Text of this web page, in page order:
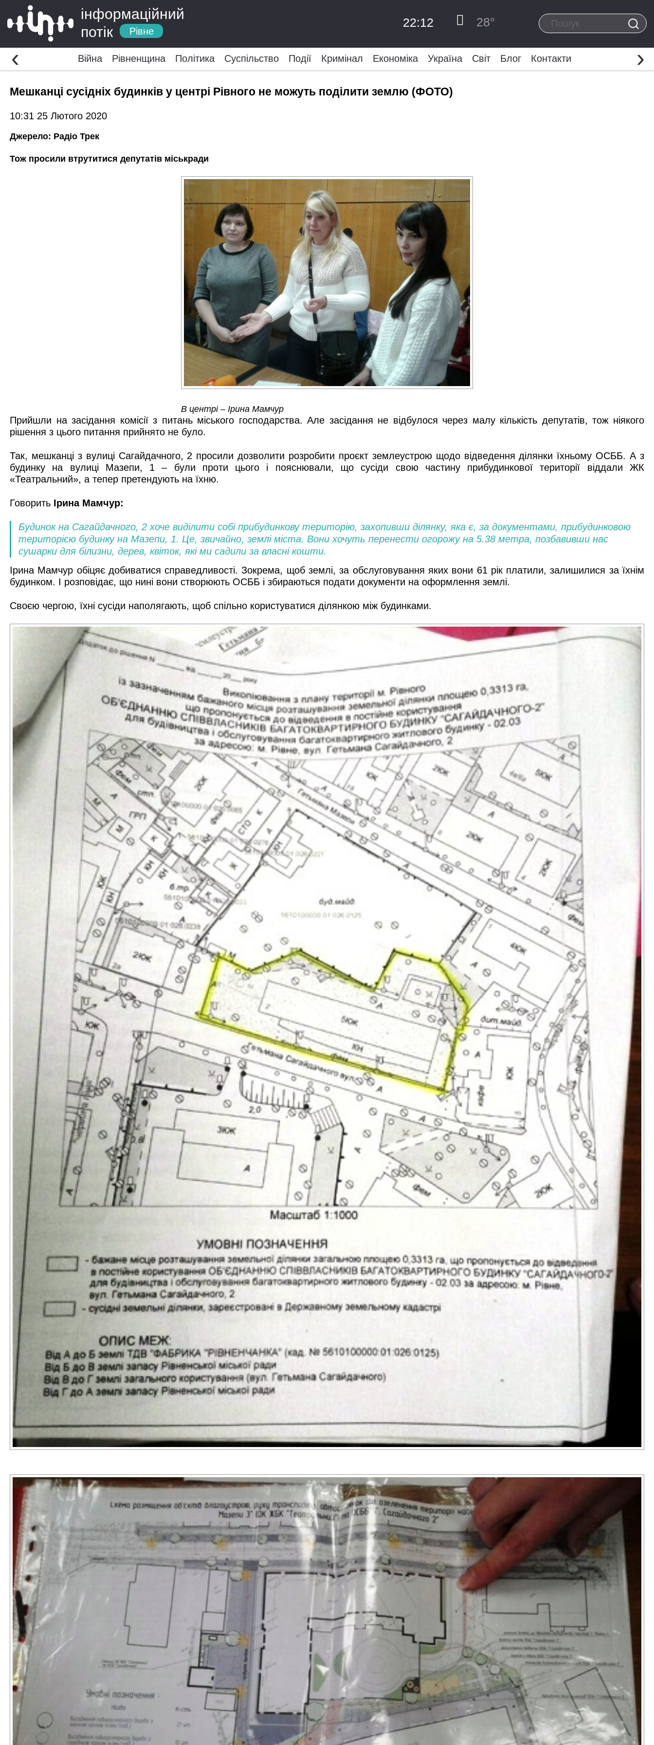
інформаційний
потік
Рівне
22:12 28°
Війна Рівненщина Політика Суспільство Події Кримінал Економіка Україна Світ Блог Контакти
‹ ›
Мешканці сусідніх будинків у центрі Рівного не можуть поділити землю (ФОТО)
10:31 25 Лютого 2020
Джерело: Радіо Трек
Тож просили втрутитися депутатів міськради
В центрі – Ірина Мамчур
Прийшли на засідання комісії з питань міського господарства. Але засідання не відбулося через малу кількість депутатів, тож ніякого
рішення з цього питання прийнято не було.
Так, мешканці з вулиці Сагайдачного, 2 просили дозволити розробити проєкт землеустрою щодо відведення ділянки їхньому ОСББ. А з
будинку на вулиці Мазепи, 1 – були проти цього і пояснювали, що сусіди свою частину прибудинкової території віддали ЖК
«Театральний», а тепер претендують на їхню.
Говорить Ірина Мамчур:
Будинок на Сагайдачного, 2 хоче виділити собі прибудинкову територію, захопивши ділянку, яка є, за документами, прибудинковою
територією будинку на Мазепи, 1. Це, звичайно, землі міста. Вони хочуть перенести огорожу на 5.38 метра, позбавивши нас
сушарки для білизни, дерев, квіток, які ми садили за власні кошти.
Ірина Мамчур обіцяє добиватися справедливості. Зокрема, щоб землі, за обслуговування яких вони 61 рік платили, залишилися за їхнім
будинком. І розповідає, що нині вони створюють ОСББ і збираються подати документи на оформлення землі.
Своєю чергою, їхні сусіди наполягають, щоб спільно користуватися ділянкою між будинками.